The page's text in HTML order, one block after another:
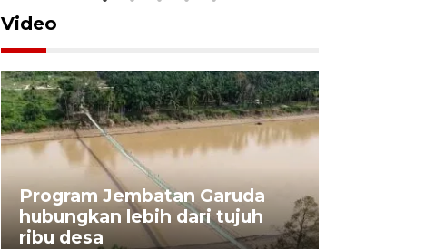
Video
Program Jembatan Garuda
hubungkan lebih dari tujuh
ribu desa